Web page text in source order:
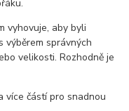
vyhovuje, aby byli
výběrem správných
velikosti. Rozhodně je
více částí pro snadnou